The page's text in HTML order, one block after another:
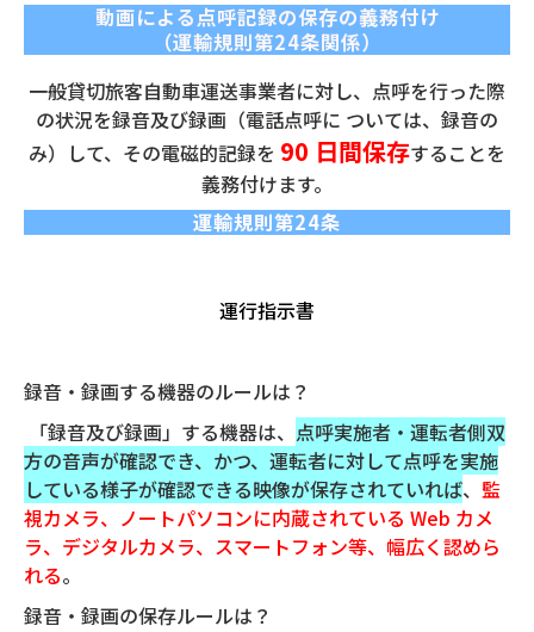
動画による点呼記録の保存の義務付け
（運輸規則第24条関係）
一般貸切旅客自動車運送事業者に対し、点呼を行った際
の状況を録音及び録画（電話点呼に ついては、録音の
み）して、その電磁的記録を 90 日間保存することを
義務付けます。
運輸規則第24条
運行指示書
録音・録画する機器のルールは？
「録音及び録画」する機器は、 点呼実施者・運転者側双
方の音声が確認でき、かつ、運転者に対して点呼を実施
している様子が確認できる映像が保存されていれば、 監
視カメラ、ノートパソコンに内蔵されている Web カメ
ラ、デジタルカメラ、スマートフォン等、幅広く認めら
れる。
録音・録画の保存ルールは？